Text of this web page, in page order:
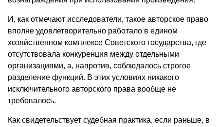
И, как отмечают исследователи, такое авторское право
вполне удовлетворительно работало в едином
хозяйственном комплексе Советского государства, где
отсутствовала конкуренция между отдельными
организациями, а, напротив, соблюдалось строгое
разделение функций. В этих условиях никакого
исключительного авторского права вообще не
требовалось.
Как свидетельствует судебная практика, если раньше, в